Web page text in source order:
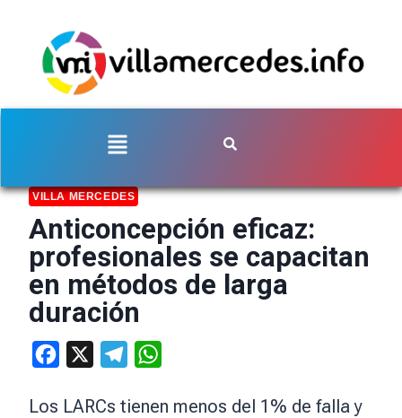
VILLA MERCEDES
Anticoncepción eficaz:
profesionales se capacitan
en métodos de larga
duración
Facebook Telegram
Los LARCs tienen menos del 1% de falla y